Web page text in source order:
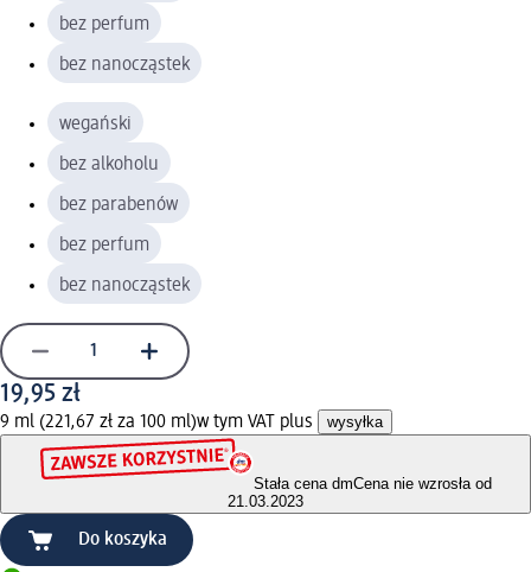
bez perfum
bez nanocząstek
wegański
bez alkoholu
bez parabenów
bez perfum
bez nanocząstek
19,95 zł
9 ml (221,67 zł za 100 ml)w tym VAT plus wysyłka
Stała cena dmCena nie wzrosła od
21.03.2023
Do koszyka